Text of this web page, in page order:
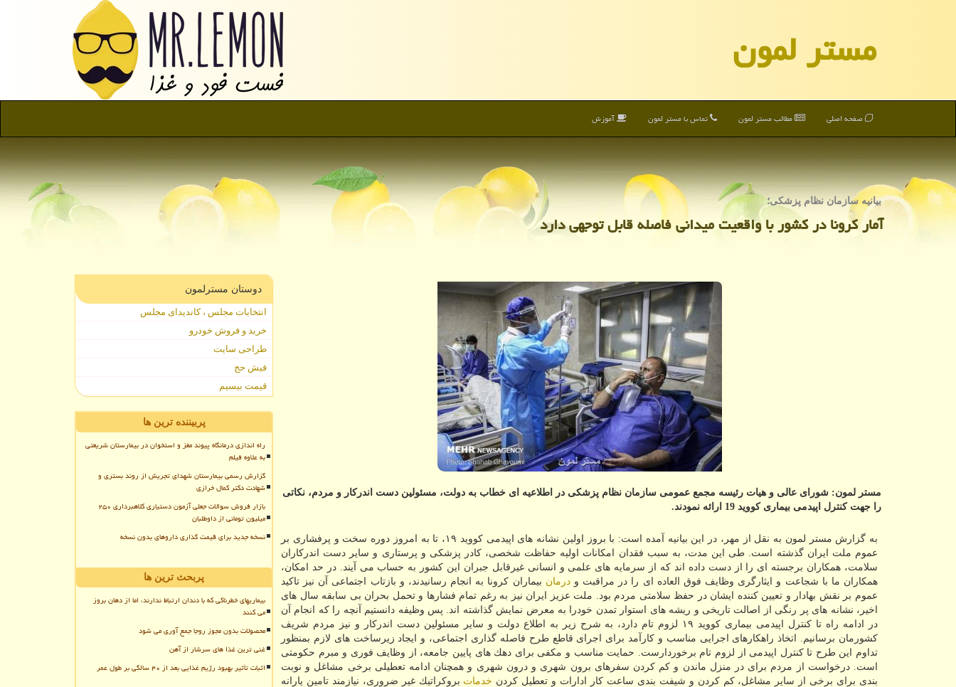
مستر لمون
صفحه اصلی مطالب مستر لمون تماس با مستر لمون آموزش
بیانیه سازمان نظام پزشكی؛
آمار كرونا در كشور با واقعیت میدانی فاصله قابل توجهی دارد
مستر لمون: شورای عالی و هیات رئیسه مجمع عمومی سازمان نظام پزشكی در اطلاعیه ای خطاب به دولت، مسئولین دست اندركار و مردم، نكاتی
را جهت كنترل اپیدمی بیماری كووید 19 ارائه نمودند.
به گزارش مستر لمون به نقل از مهر، در این بیانیه آمده است: با بروز اولین نشانه های اپیدمی كووید ۱۹، تا به امروز دوره سخت و پرفشاری بر
عموم ملت ایران گذشته است. طی این مدت، به سبب فقدان امكانات اولیه حفاظت شخصی، كادر پزشكی و پرستاری و سایر دست اندركاران
سلامت، همكاران برجسته ای را از دست داده اند كه از سرمایه های علمی و انسانی غیرقابل جبران این كشور به حساب می آیند. در حد امكان،
همكاران ما با شجاعت و ایثارگری وظایف فوق العاده ای را در مراقبت ودرمان بیماران كرونا به انجام رسانیدند، و بازتاب اجتماعی آن نیز تاكید
عموم بر نقش بهادار و تعیین كننده ایشان در حفظ سلامتی مردم بود. ملت عزیز ایران نیز به رغم تمام فشارها و تحمل بحران بی سابقه سال های
اخیر، نشانه های پر رنگی از اصالت تاریخی و ریشه های استوار تمدن خودرا به معرض نمایش گذاشته اند. پس وظیفه دانستیم آنچه را كه انجام آن
در ادامه راه تا كنترل اپیدمی بیماری كووید ۱۹ لزوم تام دارد، به شرح زیر به اطلاع دولت و سایر مسئولین دست اندركار و نیز مردم شریف
كشورمان برسانیم. اتخاذ راهكارهای اجرایی مناسب و كارآمد برای اجرای قاطع طرح فاصله گذاری اجتماعی، و ایجاد زیرساخت های لازم بمنظور
تداوم این طرح تا كنترل اپیدمی از لزوم تام برخوردارست. حمایت مناسب و مكفی برای دهك های پایین جامعه، از وظایف فوری و مبرم حكومتی
است. درخواست از مردم برای در منزل ماندن و كم كردن سفرهای برون شهری و درون شهری و همچنان ادامه تعطیلی برخی مشاغل و نوبت
بندی برای برخی از سایر مشاغل، كم كردن و شیفت بندی ساعت كار ادارات و تعطیل كردن خدمات بروكراتیك غیر ضروری، نیازمند تامین یارانه
دوستان مسترلمون
انتخابات مجلس ، کاندیدای مجلس
خرید و فروش خودرو
طراحی سایت
فیش حج
قیمت بیسیم
پربیننده ترین ها
راه اندازی درمانگاه پیوند مغز و استخوان در بیمارستان شریعتی
به علاوه فیلم
گزارش رسمی بیمارستان شهدای تجریش از روند بستری و
شهادت دکتر کمال خرازی
بازار فروش سوالات جعلی آزمون دستیاری کلاهبرداری ۲۵۰
میلیون تومانی از داوطلبان
نسخه جدید برای قیمت گذاری داروهای بدون نسخه
پربحث ترین ها
بیماریهای خطرناکی که با دندان ارتباط ندارند، اما از دهان بروز
می کنند
محصولات بدون مجوز روجا جمع آوری می شود
غنی ترین غذا های سرشار از آهن
اثبات تأثیر بهبود رژیم غذایی بعد از ۴۰ سالگی بر طول عمر